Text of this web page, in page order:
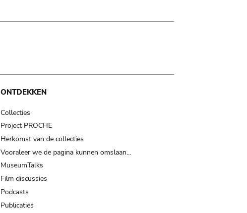
ONTDEKKEN
Collecties
Project PROCHE
Herkomst van de collecties
Vooraleer we de pagina kunnen omslaan…
MuseumTalks
Film discussies
Podcasts
Publicaties